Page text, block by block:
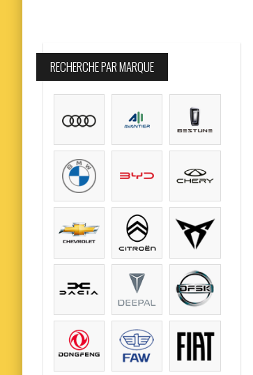
RECHERCHE PAR MARQUE